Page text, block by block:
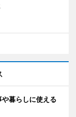
暮らしに使える